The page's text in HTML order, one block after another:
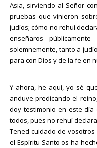
Asia, sirviendo al Señor
pruebas que vinieron
judíos; cómo no rehuí
enseñaros
solemnemente, tanto a
para con Dios y de la fe en
Y ahora, he aquí, yo sé
anduve predicando el
doy testimonio en este
todos, pues no rehuí
Tened cuidado de
el Espíritu Santo os ha